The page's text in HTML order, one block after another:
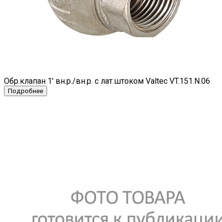
Обр.клапан 1' вн.р./вн.р. с лат.штоком Valtec VT.151.N.06